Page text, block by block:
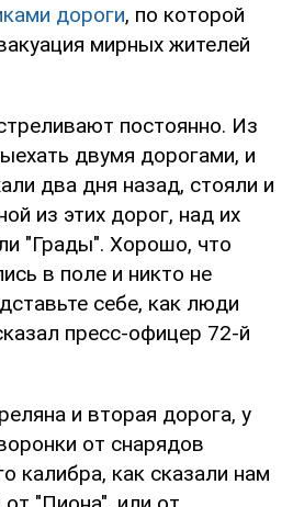
дороги, по которой
мирных жителей
постоянно. Из
двумя дорогами, и
два дня назад, стояли и
из этих дорог, над их
"Грады". Хорошо, что
в поле и никто не
себе, как люди
пресс-офицер 72-й
и вторая дорога, у
от снарядов
калибра, как сказали нам